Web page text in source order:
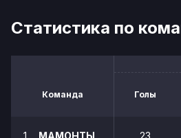
Статистика по
Команда Голы
1 МАМОНТЫ 23